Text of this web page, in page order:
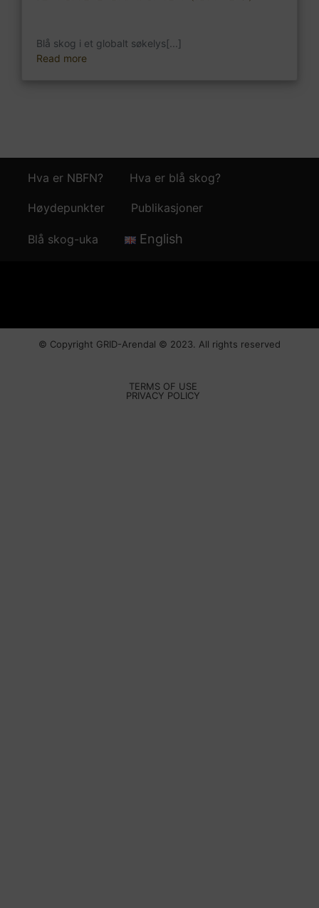
Blå skog i et globalt søkelys[...]
Read more
Hva er NBFN? Hva er blå skog?
Høydepunkter Publikasjoner
Blå skog-uka English
© Copyright GRID-Arendal © 2023. All rights reserved
TERMS OF USE
PRIVACY POLICY